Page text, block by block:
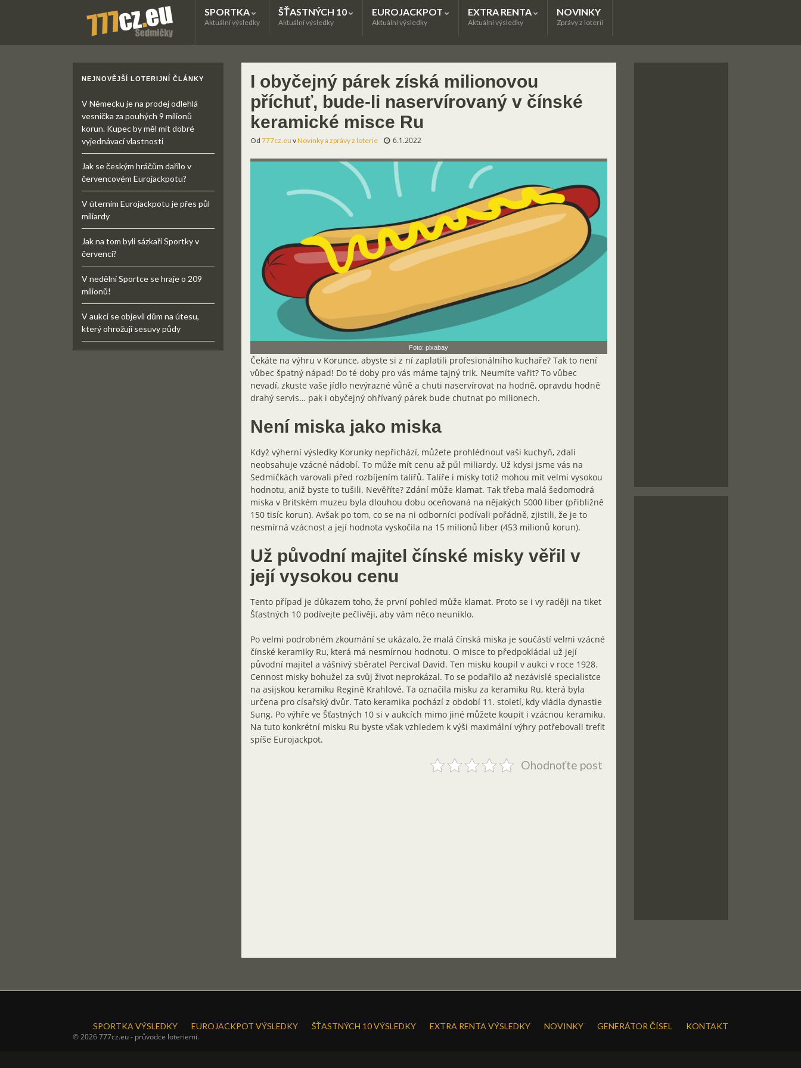
SPORTKA
Aktuální výsledky
ŠŤASTNÝCH 10
Aktuální výsledky
EUROJACKPOT
Aktuální výsledky
EXTRA RENTA
Aktuální výsledky
NOVINKY
Zprávy z loterií
I obyčejný párek získá milionovou
příchuť, bude-li naservírovaný v čínské
keramické misce Ru
Od 777cz.eu vNovinky a zprávy z loterie 6.1.2022
Foto: pixabay
Čekáte na výhru v Korunce, abyste si z ní zaplatili profesionálního kuchaře? Tak to není
vůbec špatný nápad! Do té doby pro vás máme tajný trik. Neumíte vařit? To vůbec
nevadí, zkuste vaše jídlo nevýrazné vůně a chuti naservírovat na hodně, opravdu hodně
drahý servis… pak i obyčejný ohřívaný párek bude chutnat po milionech.
Není miska jako miska
Když výherní výsledky Korunky nepřichází, můžete prohlédnout vaši kuchyň, zdali
neobsahuje vzácné nádobí. To může mít cenu až půl miliardy. Už kdysi jsme vás na
Sedmičkách varovali před rozbíjením talířů. Talíře i misky totiž mohou mít velmi vysokou
hodnotu, aniž byste to tušili. Nevěříte? Zdání může klamat. Tak třeba malá šedomodrá
miska v Britském muzeu byla dlouhou dobu oceňovaná na nějakých 5000 liber (přibližně
150 tisíc korun). Avšak po tom, co se na ni odborníci podívali pořádně, zjistili, že je to
nesmírná vzácnost a její hodnota vyskočila na 15 milionů liber (453 milionů korun).
Už původní majitel čínské misky věřil v
její vysokou cenu
Tento případ je důkazem toho, že první pohled může klamat. Proto se i vy raději na tiket
Šťastných 10 podívejte pečlivěji, aby vám něco neuniklo.
Po velmi podrobném zkoumání se ukázalo, že malá čínská miska je součástí velmi vzácné
čínské keramiky Ru, která má nesmírnou hodnotu. O misce to předpokládal už její
původní majitel a vášnivý sběratel Percival David. Ten misku koupil v aukci v roce 1928.
Cennost misky bohužel za svůj život neprokázal. To se podařilo až nezávislé specialistce
na asijskou keramiku Regině Krahlové. Ta označila misku za keramiku Ru, která byla
určena pro císařský dvůr. Tato keramika pochází z období 11. století, kdy vládla dynastie
Sung. Po výhře ve Šťastných 10 si v aukcích mimo jiné můžete koupit i vzácnou keramiku.
Na tuto konkrétní misku Ru byste však vzhledem k výši maximální výhry potřebovali trefit
spíše Eurojackpot.
Ohodnoťte post
NEJNOVĚJŠÍ LOTERIJNÍ ČLÁNKY
V Německu je na prodej odlehlá
vesnička za pouhých 9 milionů
korun. Kupec by měl mít dobré
vyjednávací vlastnosti
Jak se českým hráčům dařilo v
červencovém Eurojackpotu?
V úterním Eurojackpotu je přes půl
miliardy
Jak na tom byli sázkaři Sportky v
červenci?
V nedělní Sportce se hraje o 209
milionů!
V aukci se objevil dům na útesu,
který ohrožují sesuvy půdy
SPORTKA VÝSLEDKY EUROJACKPOT VÝSLEDKY ŠŤASTNÝCH 10 VÝSLEDKY EXTRA RENTA VÝSLEDKY NOVINKY GENERÁTOR ČÍSEL
KONTAKT
© 2026 777cz.eu - průvodce loteriemi.